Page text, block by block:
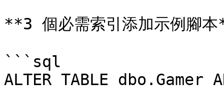
**3 個必需索引添加示例腳
```sql
ALTER TABLE dbo.Gamer